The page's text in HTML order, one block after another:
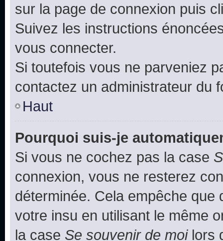
sur la page de connexion puis
Suivez les instructions
vous connecter.
Si toutefois vous ne parveniez
contactez un administrateur du
Haut
Pourquoi suis-je
Si vous ne cochez pas la case
connexion, vous ne resterez
déterminée. Cela empêche que
votre insu en utilisant le même
la case Se souvenir de moilors